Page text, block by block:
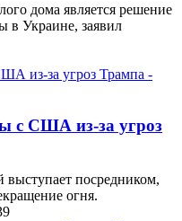
дома является решение
в Украине, заявил
с США из-за угроз
посредником,
огня.